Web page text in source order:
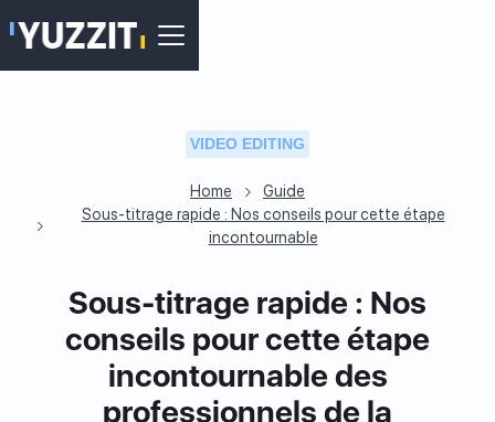
VIDEO EDITING
Home
Guide
Sous-titrage rapide : Nos conseils pour cette étape
incontournable
Sous-titrage rapide : Nos
conseils pour cette étape
incontournable des
professionnels de la